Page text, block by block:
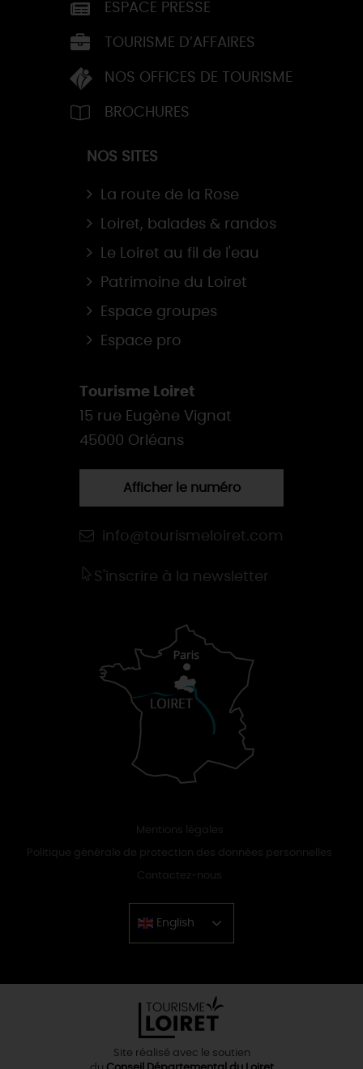
ESPACE PRESSE
TOURISME D’AFFAIRES
NOS OFFICES DE TOURISME
BROCHURES
NOS SITES
La route de la Rose
Loiret, balades & randos
Le Loiret au fil de l'eau
Patrimoine du Loiret
Espace groupes
Espace pro
Tourisme Loiret
15 rue Eugène Vignat
45000 Orléans
Afficher le numéro
info@tourismeloiret.com
S'inscrire à la newsletter
Mentions légales
Politique générale de protection des données personnelles
Contactez-nous
English
Chinese
Site réalisé avec le soutien